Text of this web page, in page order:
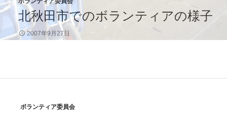
激
北秋田市でのボランティアの様子
2007年9月27日
ボランティア委員会